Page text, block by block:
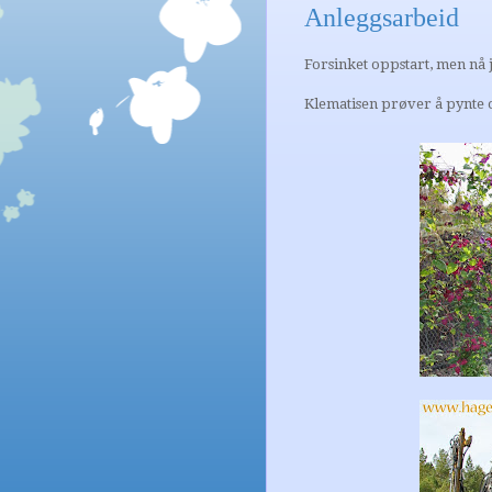
Anleggsarbeid
Forsinket oppstart, men
Klematisen prøver å pynte